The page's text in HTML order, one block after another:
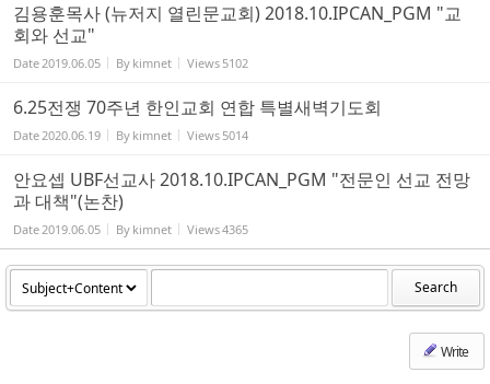
김용훈목사 (뉴저지 열린문교회) 2018.10.IPCAN_PGM "교
회와 선교"
Date2019.06.05 By kimnet Views 5102
6.25전쟁 70주년 한인교회 연합 특별새벽기도회
Date2020.06.19 By kimnet Views 5014
안요셉 UBF선교사 2018.10.IPCAN_PGM "전문인 선교 전망
과 대책"(논찬)
Date2019.06.05 By kimnet Views4365
Search
Write